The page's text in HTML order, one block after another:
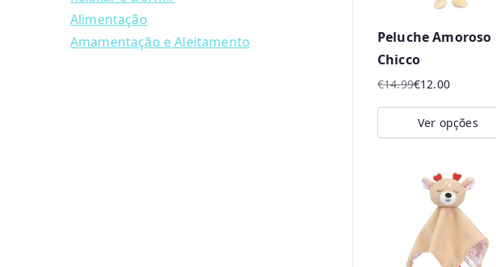
Peluche Amoroso
Chicco
€14.99
O
preço
€12.00
O
preço
Ver opções
multiple
variants.
Alimentação
Amamentação e Aleitamento